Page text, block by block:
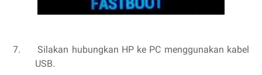
7.
Silakan hubungkan HP ke PC menggunakan kabel
USB.